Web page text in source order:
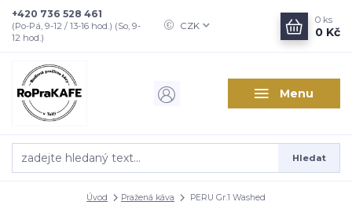
Menu
CZK
Hledat
+420 736 528 461
(Po-Pá, 9-12 / 13-16 hod.) (So, 9-
12 hod.)
0 ks
0 Kč
Úvod Pražená káva PERU Gr.1 Washed